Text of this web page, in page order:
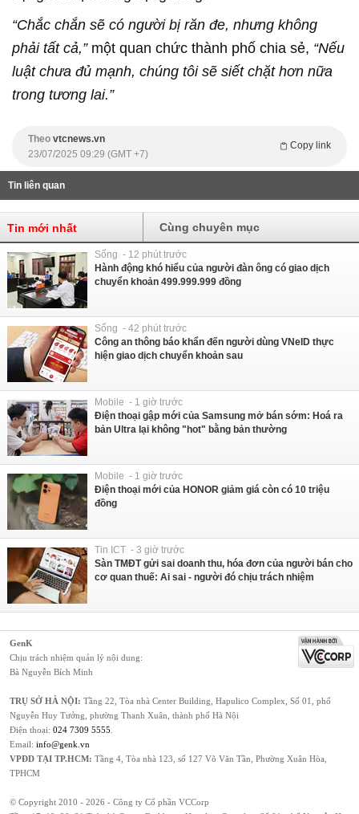
“Chắc chắn sẽ có người bị răn đe, nhưng không
phải tất cả,” một quan chức thành phố chia sẻ, “Nếu
luật chưa đủ mạnh, chúng tôi sẽ siết chặt hơn nữa
trong tương lai.”
Theo vtcnews.vn
Copy link
23/07/2025 09:29 (GMT +7)
Tin liên quan
Tin mới nhất Cùng chuyên mục
Sống - 12 phút trước
Hành động khó hiểu của người đàn ông có giao dịch
chuyển khoản 499.999.999 đồng
Sống - 42 phút trước
Công an thông báo khẩn đến người dùng VNeID thực
hiện giao dịch chuyển khoản sau
Mobile - 1 giờ trước
Điện thoại gập mới của Samsung mở bán sớm: Hoá ra
bản Ultra lại không "hot" bằng bản thường
Mobile - 1 giờ trước
Điện thoại mới của HONOR giảm giá còn có 10 triệu
đồng
Tin ICT - 3 giờ trước
Sàn TMĐT gửi sai doanh thu, hóa đơn của người bán cho
cơ quan thuế: Ai sai - người đó chịu trách nhiệm
GenK
Chịu trách nhiệm quản lý nội dung:
Bà Nguyễn Bích Minh
TRỤ SỞ HÀ NỘI: Tầng 22, Tòa nhà Center Building, Hapulico Complex, Số 01, phố
Nguyễn Huy Tưởng, phường Thanh Xuân, thành phố Hà Nội
Điện thoại: 024 7309 5555
Email: info@genk.vn
VPĐD TẠI TP.HCM: Tầng 4, Tòa nhà 123, số 127 Võ Văn Tần, Phường Xuân Hòa,
TPHCM
© Copyright 2010 - 2026 - Công ty Cổ phần VCCorp